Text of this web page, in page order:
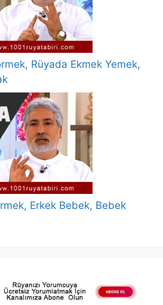
Rüyada Ekmek Yemek,
Erkek Bebek, Bebek